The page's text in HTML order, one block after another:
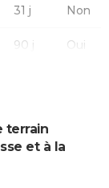
31 j Non
90 j Oui
terrain
et à la